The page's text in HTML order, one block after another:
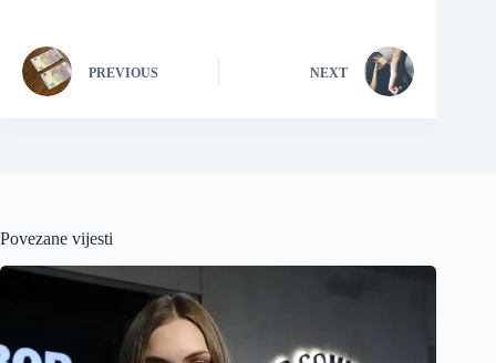
PREVIOUS NEXT
Povezane vijesti